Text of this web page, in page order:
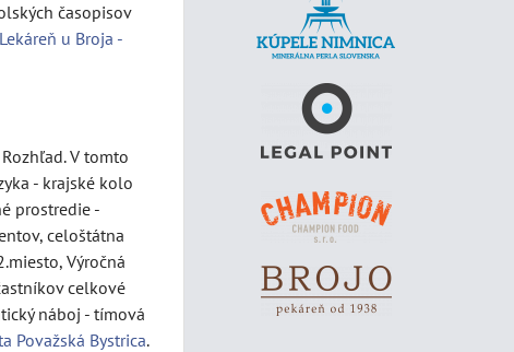
časopisov
u Broja -
V tomto
- krajské kolo
prostredie -
celoštátna
Výročná
celkové
náboj - tímová
Považská Bystrica.